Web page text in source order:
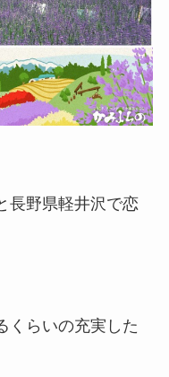
長野県軽井沢で恋
くらいの充実した